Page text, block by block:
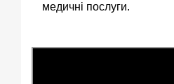
медичні послуги.